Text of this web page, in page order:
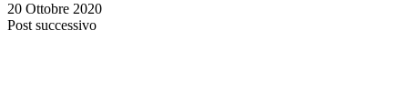
20 Ottobre 2020
Post successivo